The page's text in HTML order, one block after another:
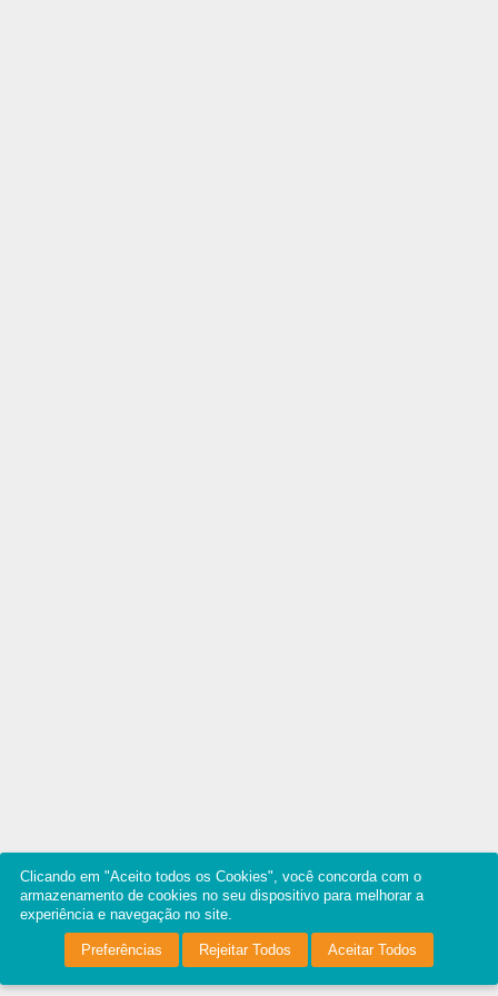
Clicando em "Aceito todos os Cookies", você concorda com o
armazenamento de cookies no seu dispositivo para melhorar a
experiência e navegação no site.
Preferências Rejeitar Todos Aceitar Todos